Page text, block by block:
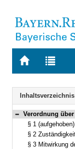
Zur
Zur
Suche
Inhaltsverzeichnis
Bereich
Verordnung über den Verkehr mit
§ 1 (aufgehoben)
§ 2
§ 3 Mitwirkung